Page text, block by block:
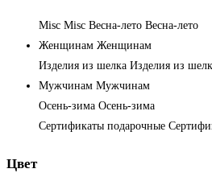
Misc Misc Весна-лето Весна-лето
Женщинам Женщинам
Изделия из шелка Изделия из
Мужчинам Мужчинам
Осень-зима Осень-зима
Сертификаты подарочные
Цвет